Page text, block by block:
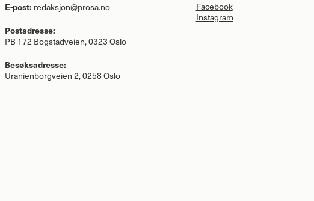
E-post: redaksjon@prosa.no
Postadresse:
PB 172 Bogstadveien, 0323 Oslo
Besøksadresse:
Uranienborgveien 2, 0258 Oslo
Facebook
Instagram